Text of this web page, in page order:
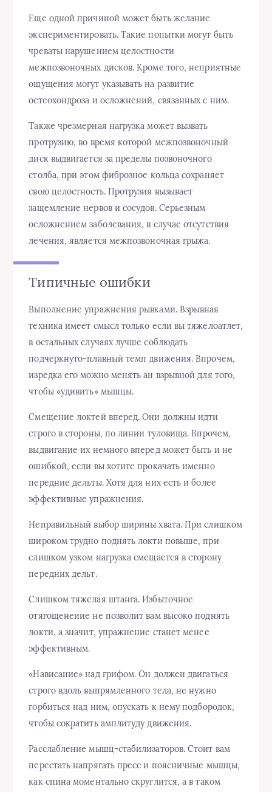
Еще одной причиной может быть желание
экспериментировать. Такие попытки могут быть
чреваты нарушением целостности
межпозвоночных дисков. Кроме того, неприятные
ощущения могут указывать на развитие
остеохондроза и осложнений, связанных с ним.
Также чрезмерная нагрузка может вызвать
протрузию, во время которой межпозвоночный
диск выдвигается за пределы позвоночного
столба, при этом фиброзное кольца сохраняет
свою целостность. Протрузия вызывает
защемление нервов и сосудов. Серьезным
осложнением заболевания, в случае отсутствия
лечения, является межпозвоночная грыжа.
Типичные ошибки
Выполнение упражнения рывками. Взрывная
техника имеет смысл только если вы тяжелоатлет,
в остальных случаях лучше соблюдать
подчеркнуто-плавный темп движения. Впрочем,
изредка его можно менять ан взрывной для того,
чтобы «удивить» мышцы.
Смещение локтей вперед. Они должны идти
строго в стороны, по линии туловища. Впрочем,
выдвигание их немного вперед может быть и не
ошибкой, если вы хотите прокачать именно
передние дельты. Хотя для них есть и более
эффективные упражнения.
Неправильный выбор ширины хвата. При слишком
широком трудно поднять локти повыше, при
слишком узком нагрузка смещается в сторону
передних дельт.
Слишком тяжелая штанга. Избыточное
отягощенеиие не позволит вам высоко поднять
локти, а значит, упражнение станет менее
эффективным.
«Нависание» над грифом. Он должен двигаться
строго вдоль выпрямленного тела, не нужно
горбиться над ним, опускать к нему подбородок,
чтобы сократить амплитуду движения.
Расслабление мышц-стабилизаторов. Стоит вам
перестать напрягать пресс и поясничные мышцы,
как спина моментально скруглится, а в таком